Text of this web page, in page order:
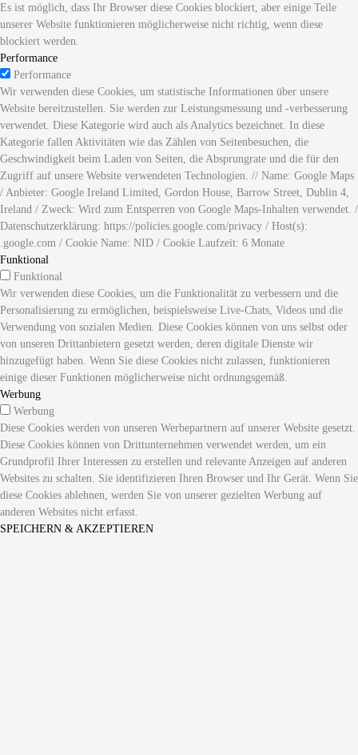
Es ist möglich, dass Ihr Browser diese Cookies blockiert, aber einige Teile
unserer Website funktionieren möglicherweise nicht richtig, wenn diese
blockiert werden.
Performance
Performance
Wir verwenden diese Cookies, um statistische Informationen über unsere
Website bereitzustellen. Sie werden zur Leistungsmessung und -verbesserung
verwendet. Diese Kategorie wird auch als Analytics bezeichnet. In diese
Kategorie fallen Aktivitäten wie das Zählen von Seitenbesuchen, die
Geschwindigkeit beim Laden von Seiten, die Absprungrate und die für den
Zugriff auf unsere Website verwendeten Technologien. // Name: Google Maps
/ Anbieter: Google Ireland Limited, Gordon House, Barrow Street, Dublin 4,
Ireland / Zweck: Wird zum Entsperren von Google Maps-Inhalten verwendet. /
Datenschutzerklärung: https://policies.google.com/privacy / Host(s):
.google.com / Cookie Name: NID / Cookie Laufzeit: 6 Monate
Funktional
Funktional
Wir verwenden diese Cookies, um die Funktionalität zu verbessern und die
Personalisierung zu ermöglichen, beispielsweise Live-Chats, Videos und die
Verwendung von sozialen Medien. Diese Cookies können von uns selbst oder
von unseren Drittanbietern gesetzt werden, deren digitale Dienste wir
hinzugefügt haben. Wenn Sie diese Cookies nicht zulassen, funktionieren
einige dieser Funktionen möglicherweise nicht ordnungsgemäß.
Werbung
Werbung
Diese Cookies werden von unseren Werbepartnern auf unserer Website gesetzt.
Diese Cookies können von Drittunternehmen verwendet werden, um ein
Grundprofil Ihrer Interessen zu erstellen und relevante Anzeigen auf anderen
Websites zu schalten. Sie identifizieren Ihren Browser und Ihr Gerät. Wenn Sie
diese Cookies ablehnen, werden Sie von unserer gezielten Werbung auf
anderen Websites nicht erfasst.
SPEICHERN & AKZEPTIEREN